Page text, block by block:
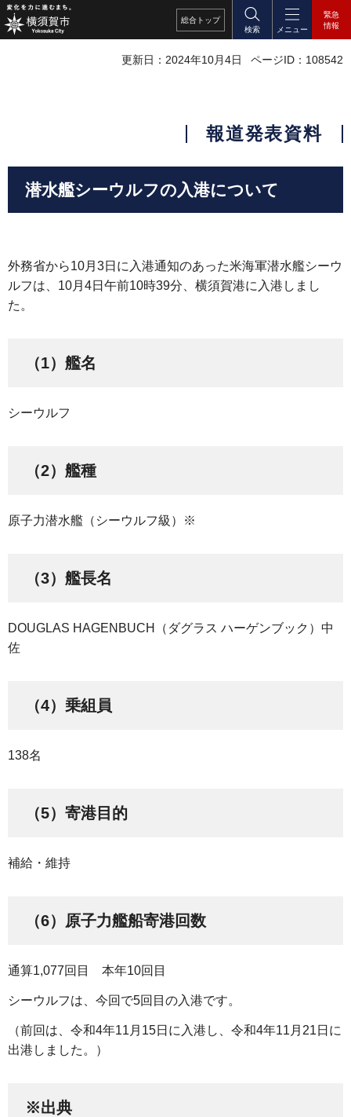
総合 トップ
検索
メニュー
緊急
情報
更新日：2024年10月4日 ページID：108542
報道発表資料
潜水艦シーウルフの入港について
外務省から10月3日に入港通知のあった米海軍潜水艦シーウ
ルフは、10月4日午前10時39分、横須賀港に入港しまし
た。
（1）艦名
シーウルフ
（2）艦種
原子力潜水艦（シーウルフ級）※
（3）艦長名
DOUGLAS HAGENBUCH（ダグラス ハーゲンブック）中
佐
（4）乗組員
138名
（5）寄港目的
補給・維持
（6）原子力艦船寄港回数
通算1,077回目 本年10回目
シーウルフは、今回で5回目の入港です。
（前回は、令和4年11月15日に入港し、令和4年11月21日に
出港しました。）
※出典